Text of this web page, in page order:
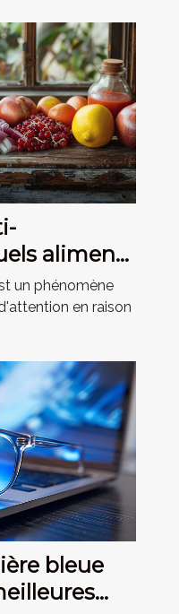
aliments
un phénomène
en raison
bleue